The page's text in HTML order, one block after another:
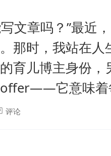
文章吗？”最近
那时，我站在
育儿博主身份
offer——它意味着
评论